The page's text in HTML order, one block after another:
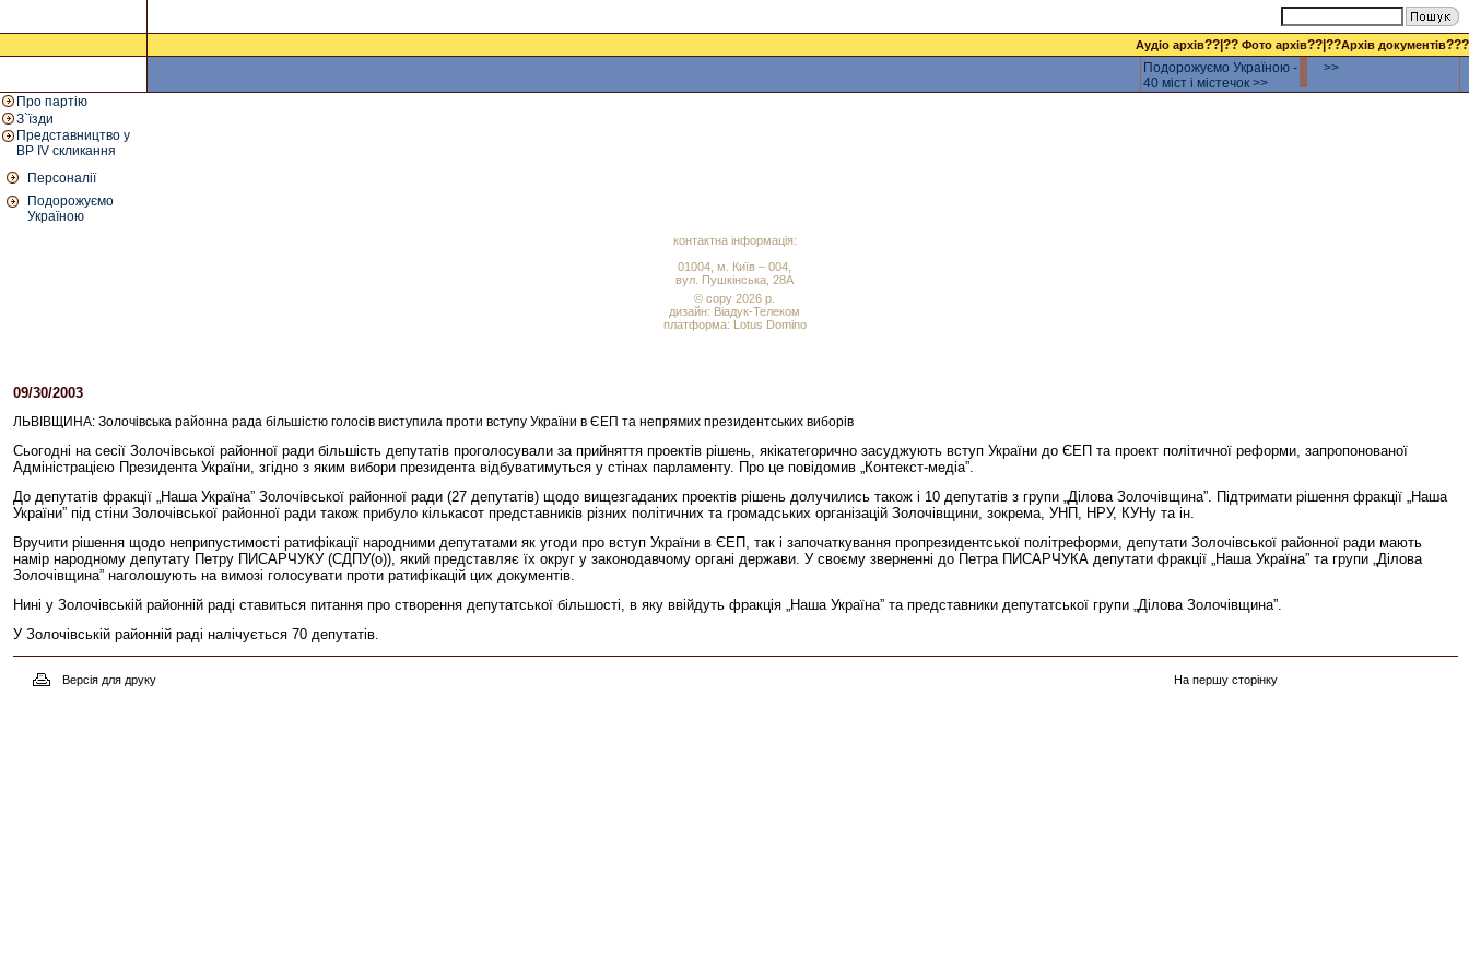
Аудіо архів??|?? Фото архів??|??Архів документів???
Подорожуємо Україною -
40 міст і містечок >>
>>
Про партію
З`їзди
Представництво у
ВР IV скликання
Персоналії
Подорожуємо
Україною
контактна інформація:
01004, м. Київ – 004,
вул. Пушкінська, 28А
© copy 2026 р.
дизайн: Віадук-Телеком
платформа: Lotus Domino
09/30/2003
ЛЬВІВЩИНА: Золочівська районна рада більшістю голосів виступила проти вступу України в ЄЕП та непрямих президентських виборів
Сьогодні на сесії Золочівської районної ради більшість депутатів проголосували за прийняття проектів рішень, якікатегорично засуджують вступ України до ЄЕП та проект політичної реформи, запропонованої
Адміністрацією Президента України, згідно з яким вибори президента відбуватимуться у стінах парламенту. Про це повідомив „Контекст-медіа”.
До депутатів фракції „Наша Україна” Золочівської районної ради (27 депутатів) щодо вищезгаданих проектів рішень долучились також і 10 депутатів з групи „Ділова Золочівщина”. Підтримати рішення фракції „Наша
України” під стіни Золочівської районної ради також прибуло кількасот представників різних політичних та громадських організацій Золочівщини, зокрема, УНП, НРУ, КУНу та ін.
Вручити рішення щодо неприпустимості ратифікації народними депутатами як угоди про вступ України в ЄЕП, так і започаткування пропрезидентської політреформи, депутати Золочівської районної ради мають
намір народному депутату Петру ПИСАРЧУКУ (СДПУ(о)), який представляє їх округ у законодавчому органі держави. У своєму зверненні до Петра ПИСАРЧУКА депутати фракції „Наша Україна” та групи „Ділова
Золочівщина” наголошують на вимозі голосувати проти ратифікацій цих документів.
Нині у Золочівській районній раді ставиться питання про створення депутатської більшості, в яку ввійдуть фракція „Наша Україна” та представники депутатської групи „Ділова Золочівщина”.
У Золочівській районній раді налічується 70 депутатів.
Версія для друку На першу сторінку